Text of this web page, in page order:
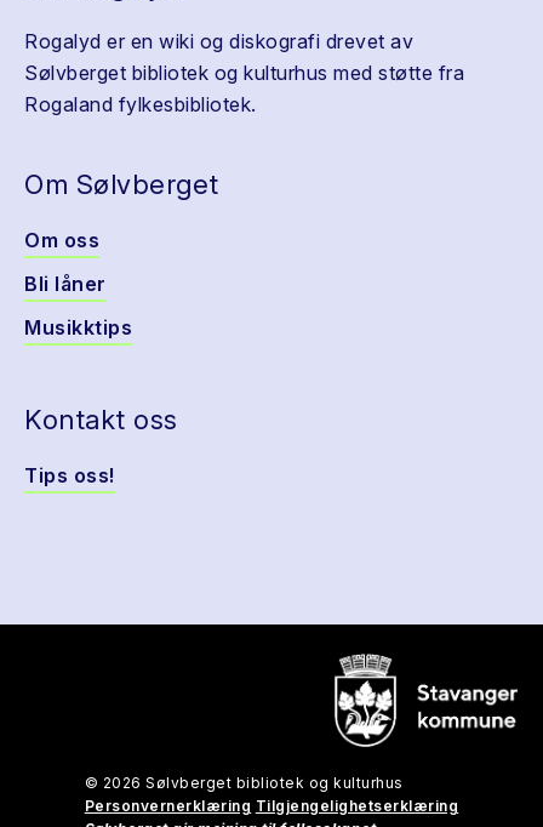
Rogalyd er en wiki og diskografi drevet av
Sølvberget bibliotek og kulturhus med støtte fra
Rogaland fylkesbibliotek.
Om Sølvberget
Om oss
Bli låner
Musikktips
Kontakt oss
Tips oss!
© 2026 Sølvberget bibliotek og kulturhus
Personvernerklæring Tilgjengelighetserklæring